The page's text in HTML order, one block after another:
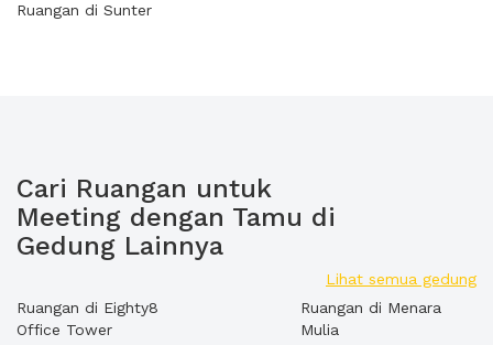
Ruangan di Sunter
Cari Ruangan untuk
Meeting dengan Tamu di
Gedung Lainnya
Lihat semua gedung
Ruangan di Eighty8
Office Tower
Ruangan di Menara
Mulia